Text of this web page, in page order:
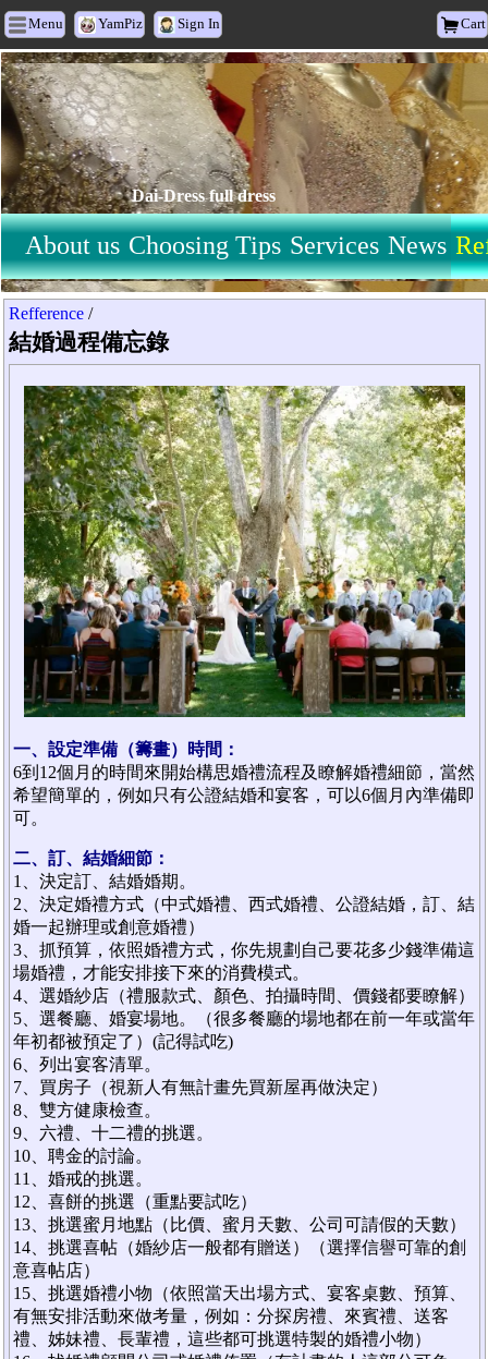
Menu YamPiz Sign In Cart
Dai-Dress full dress
About us Choosing Tips Services News
Refference /
結婚過程備忘錄
一、設定準備（籌畫）時間：
6到12個月的時間來開始構思婚禮流程及瞭解婚禮細節，當然
希望簡單的，例如只有公證結婚和宴客，可以6個月內準備即
可。
二、訂、結婚細節：
1、決定訂、結婚婚期。
2、決定婚禮方式（中式婚禮、西式婚禮、公證結婚，訂、結
婚一起辦理或創意婚禮）
3、抓預算，依照婚禮方式，你先規劃自己要花多少錢準備這
場婚禮，才能安排接下來的消費模式。
4、選婚紗店（禮服款式、顏色、拍攝時間、價錢都要瞭解）
5、選餐廳、婚宴場地。（很多餐廳的場地都在前一年或當年
年初都被預定了）(記得試吃)
6、列出宴客清單。
7、買房子（視新人有無計畫先買新屋再做決定）
8、雙方健康檢查。
9、六禮、十二禮的挑選。
10、聘金的討論。
11、婚戒的挑選。
12、喜餅的挑選（重點要試吃）
13、挑選蜜月地點（比價、蜜月天數、公司可請假的天數）
14、挑選喜帖（婚紗店一般都有贈送）（選擇信譽可靠的創
意喜帖店）
15、挑選婚禮小物（依照當天出場方式、宴客桌數、預算、
有無安排活動來做考量，例如：分探房禮、來賓禮、送客
禮、姊妹禮、長輩禮，這些都可挑選特製的婚禮小物）